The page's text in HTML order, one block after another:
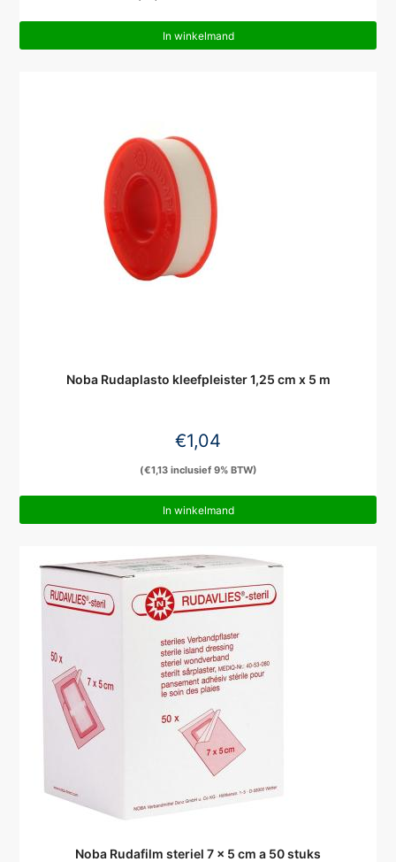
In winkelmand
Noba Rudaplasto kleefpleister 1,25 cm x 5 m
€1,04
(€1,13inclusief 9% BTW)
In winkelmand
Noba Rudafilm steriel 7 x 5 cm a 50 stuks